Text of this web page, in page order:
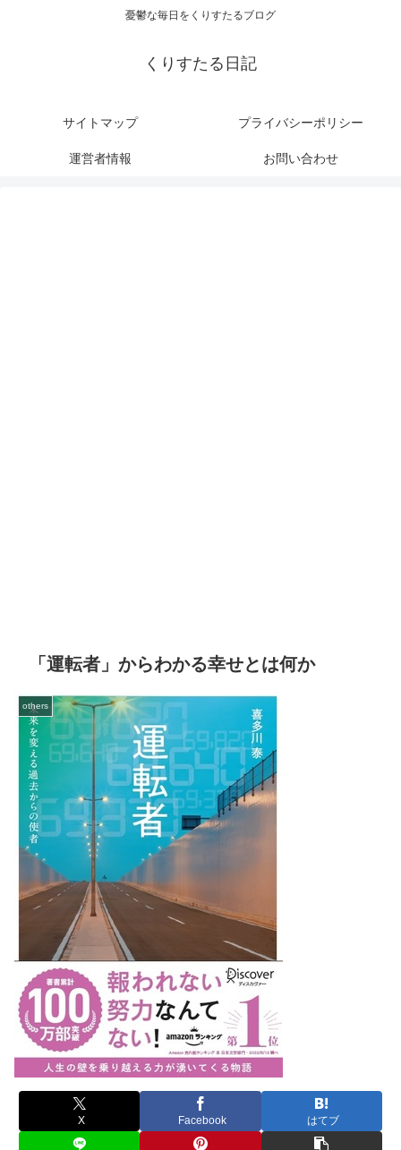
憂鬱な毎日をくりすたるブログ
くりすたる日記
サイトマップ プライバシーポリシー
運営者情報 お問い合わせ
「運転者」からわかる幸せとは何か
others
X Facebook はてブ